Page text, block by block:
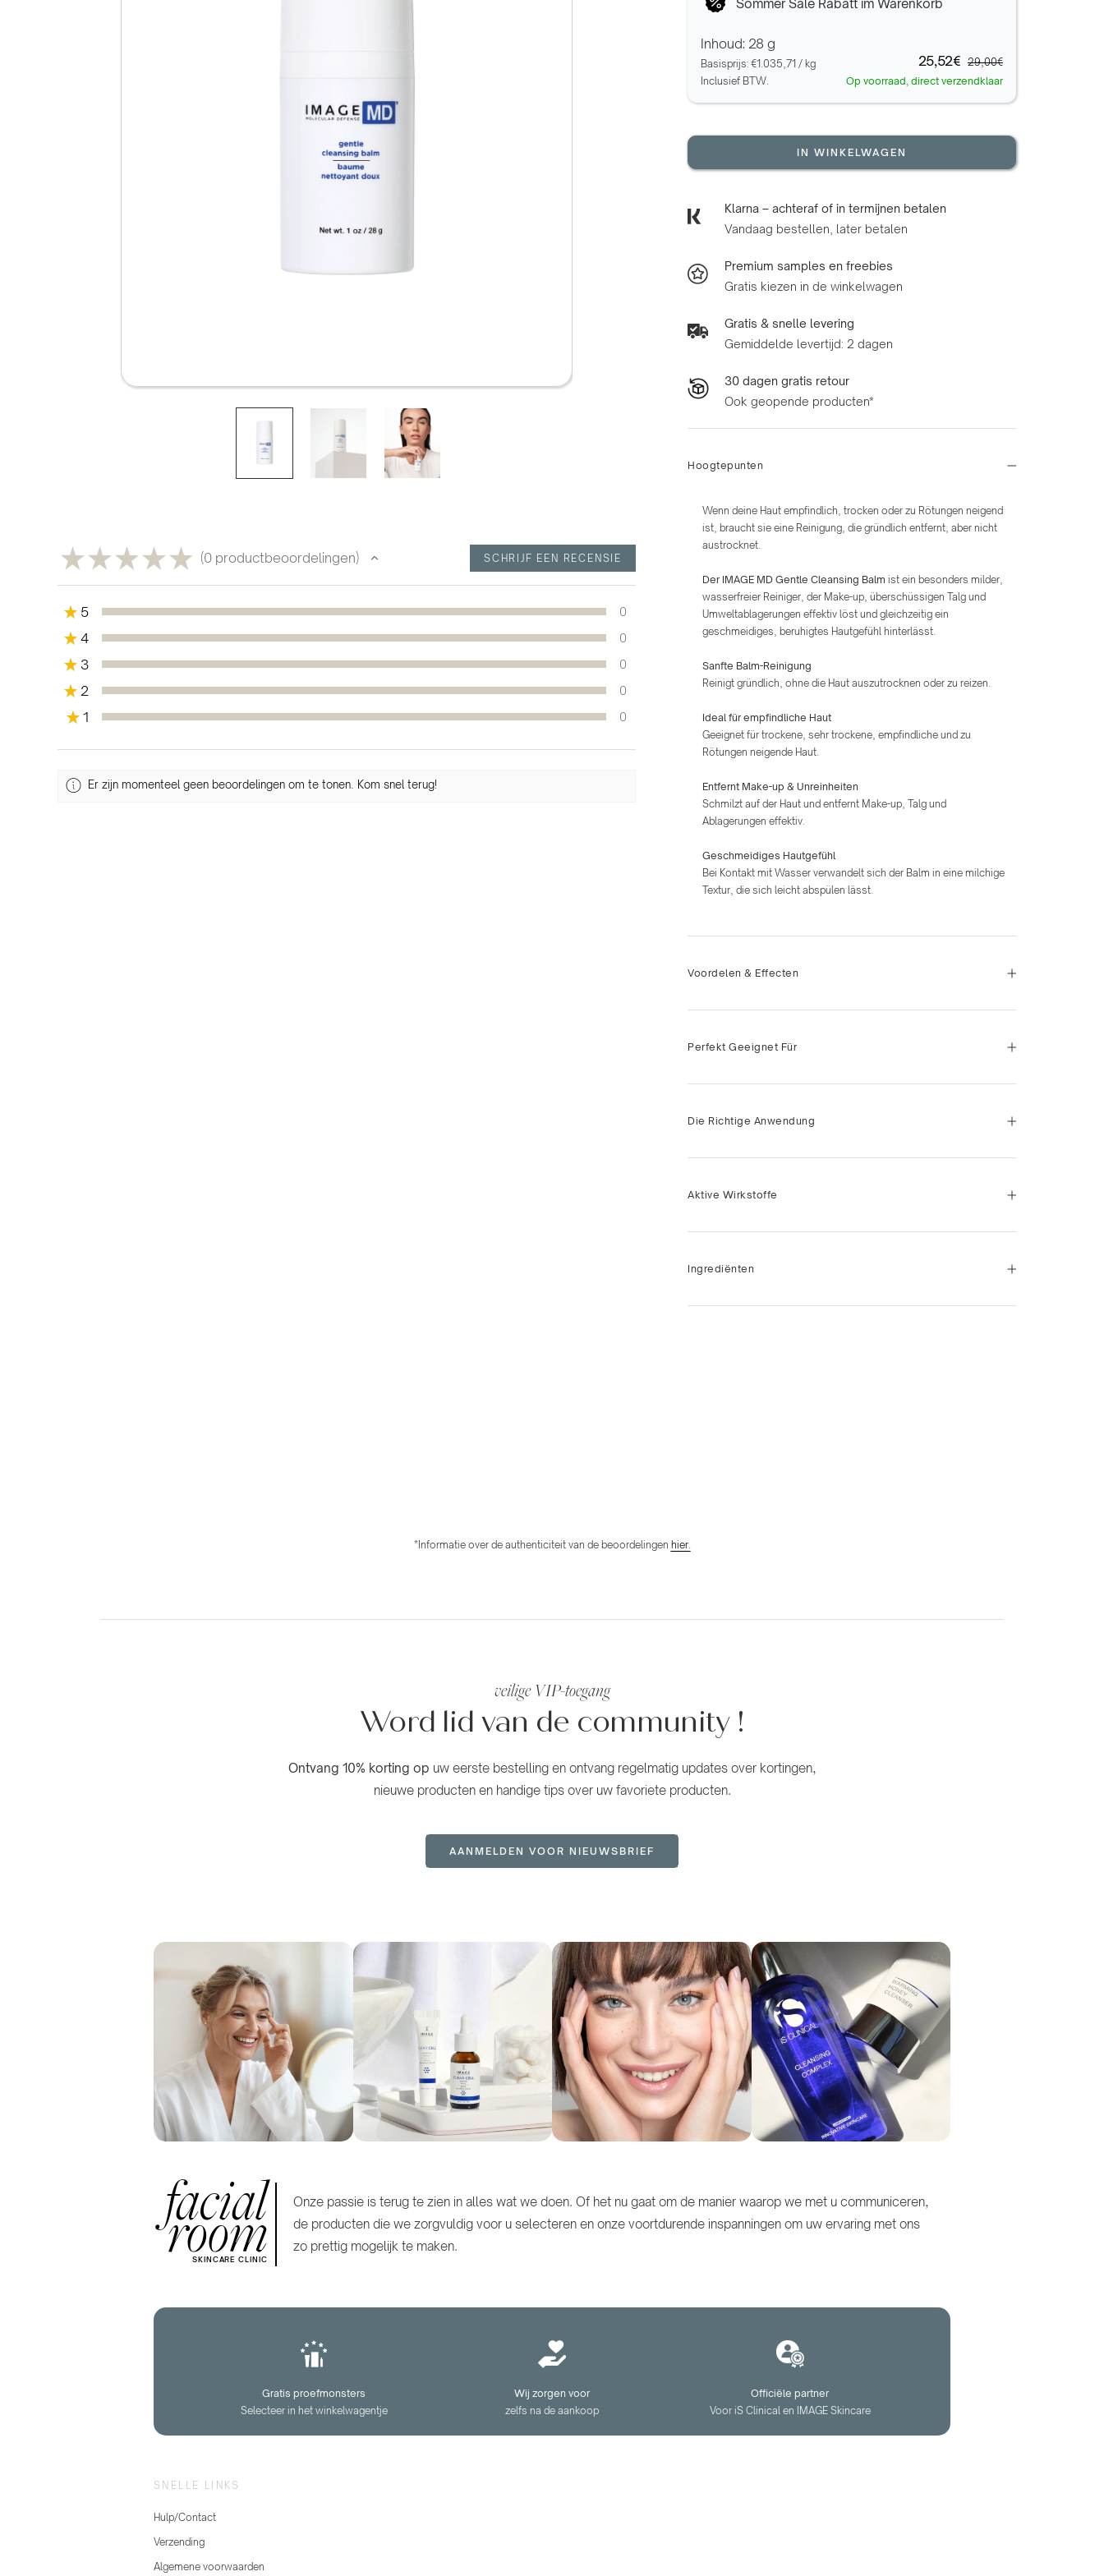
Sommer Sale Rabatt im Warenkorb
Inhoud: 28 g
Basisprijs: €1.035,71 / kg
Inclusief BTW.
25,52€ 29,00€
Op voorraad, direct verzendklaar
IN WINKELWAGEN
Klarna – achteraf of in termijnen betalen
Vandaag bestellen, later betalen
Premium samples en freebies
Gratis kiezen in de winkelwagen
Gratis & snelle levering
Gemiddelde levertijd: 2 dagen
30 dagen gratis retour
Ook geopende producten*
Hoogtepunten
Wenn deine Haut empfindlich, trocken oder zu Rötungen neigend
ist, braucht sie eine Reinigung, die gründlich entfernt, aber nicht
austrocknet.
Der IMAGE MD Gentle Cleansing Balm ist ein besonders milder,
wasserfreier Reiniger, der Make-up, überschüssigen Talg und
Umweltablagerungen effektiv löst und gleichzeitig ein
geschmeidiges, beruhigtes Hautgefühl hinterlässt.
Sanfte Balm-Reinigung
Reinigt gründlich, ohne die Haut auszutrocknen oder zu reizen.
Ideal für empfindliche Haut
Geeignet für trockene, sehr trockene, empfindliche und zu
Rötungen neigende Haut.
Entfernt Make-up & Unreinheiten
Schmilzt auf der Haut und entfernt Make-up, Talg und
Ablagerungen effektiv.
Geschmeidiges Hautgefühl
Bei Kontakt mit Wasser verwandelt sich der Balm in eine milchige
Textur, die sich leicht abspülen lässt.
Voordelen & Effecten
Perfekt Geeignet Für
Die Richtige Anwendung
Aktive Wirkstoffe
Ingrediënten
★ ★ ★ ★ ★ 0 productbeoordelingen
0 SCHRIJF EEN RECENSIE
★ 5 0% 0
★ 4 0% 0
★ 3 0% 0
★ 2 0% 0
★ 1 0% 0
Er zijn momenteel geen beoordelingen om te tonen. Kom snel terug!
*Informatie over de authenticiteit van de beoordelingen hier.
veilige VIP-toegang
Word lid van de community!
Ontvang 10% korting op uw eerste bestelling en ontvang regelmatig updates over kortingen,
nieuwe producten en handige tips over uw favoriete producten.
AANMELDEN VOOR NIEUWSBRIEF
facial
room
SKINCARE CLINIC
Onze passie is terug te zien in alles wat we doen. Of het nu gaat om de manier waarop we met u communiceren,
de producten die we zorgvuldig voor u selecteren en onze voortdurende inspanningen om uw ervaring met ons
zo prettig mogelijk te maken.
Gratis proefmonsters
Selecteer in het winkelwagentje
Wij zorgen voor
zelfs na de aankoop
Officiële partner
Voor iS Clinical en IMAGE Skincare
SNELLE LINKS
Hulp/Contact
Verzending
Algemene voorwaarden